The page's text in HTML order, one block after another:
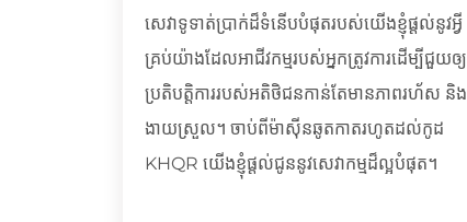
សេវាទូទាត់ប្រាក់ដ៏ទំនើបបំផុតរបស់យើងខ្ញុំផ្តល់នូវអ្វី
គ្រប់យ៉ាងដែលអាជីវកម្មរបស់អ្នកត្រូវការដើម្បីជួយឲ្យ
ប្រតិបត្តិការរបស់អតិថិជនកាន់តែមានភាពរហ័ស និង
ងាយស្រួល។ ចាប់ពីម៉ាស៊ីនឆូតកាតរហូតដល់កូដ
KHQR យើងខ្ញុំផ្តល់ជូននូវសេវាកម្មដ៏ល្អបំផុត។